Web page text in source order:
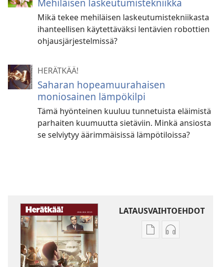
Mikä tekee mehiläisen laskeutumistekniikasta
ihanteellisen käytettäväksi lentävien robottien
ohjausjärjestelmissä?
HERÄTKÄÄ!
Saharan hopeamuurahaisen
moniosainen lämpökilpi
Tämä hyönteinen kuuluu tunnetuista eläimistä
parhaiten kuumuutta sietäviin. Minkä ansiosta
se selviytyy äärimmäisissä lämpötiloissa?
LATAUSVAIHTOEHDOT
JulkaisujenÄänitteiden